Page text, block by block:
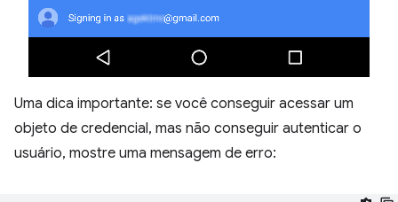
Uma dica importante: se você conseguir acessar um
objeto de credencial, mas não conseguir autenticar o
usuário, mostre uma mensagem de erro: